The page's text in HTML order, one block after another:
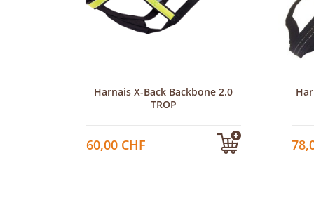
Harnais X-Back Backbone 2.0
TROP
60,00 CHF